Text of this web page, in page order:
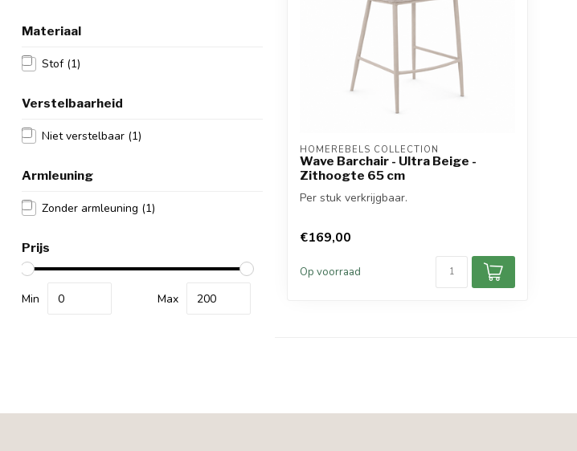
Materiaal
Stof (1)
Verstelbaarheid
Niet verstelbaar (1)
Armleuning
Zonder armleuning (1)
Prijs
Min Max
HOMEREBELS COLLECTION
Wave Barchair - Ultra Beige -
Zithoogte 65 cm
Per stuk verkrijgbaar.
€169,00
Op voorraad